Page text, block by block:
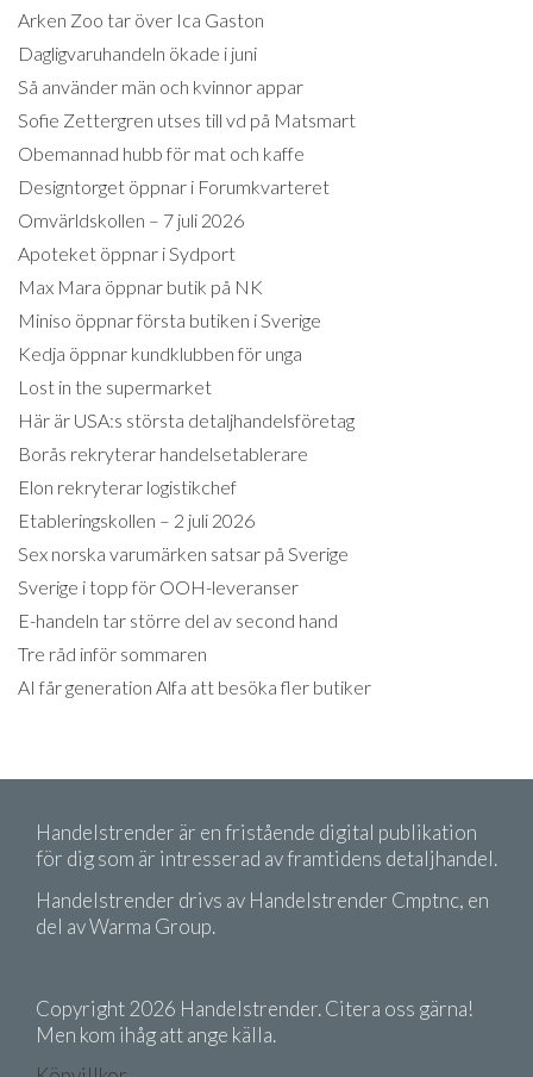
Arken Zoo tar över Ica Gaston
Dagligvaruhandeln ökade i juni
Så använder män och kvinnor appar
Sofie Zettergren utses till vd på Matsmart
Obemannad hubb för mat och kaffe
Designtorget öppnar i Forumkvarteret
Omvärldskollen – 7 juli 2026
Apoteket öppnar i Sydport
Max Mara öppnar butik på NK
Miniso öppnar första butiken i Sverige
Kedja öppnar kundklubben för unga
Lost in the supermarket
Här är USA:s största detaljhandelsföretag
Borås rekryterar handelsetablerare
Elon rekryterar logistikchef
Etableringskollen – 2 juli 2026
Sex norska varumärken satsar på Sverige
Sverige i topp för OOH-leveranser
E-handeln tar större del av second hand
Tre råd inför sommaren
AI får generation Alfa att besöka fler butiker
Handelstrender är en fristående digital publikation
för dig som är intresserad av framtidens detaljhandel.
Handelstrender drivs av Handelstrender Cmptnc, en
del av Warma Group.
Copyright 2026 Handelstrender. Citera oss gärna!
Men kom ihåg att ange källa.